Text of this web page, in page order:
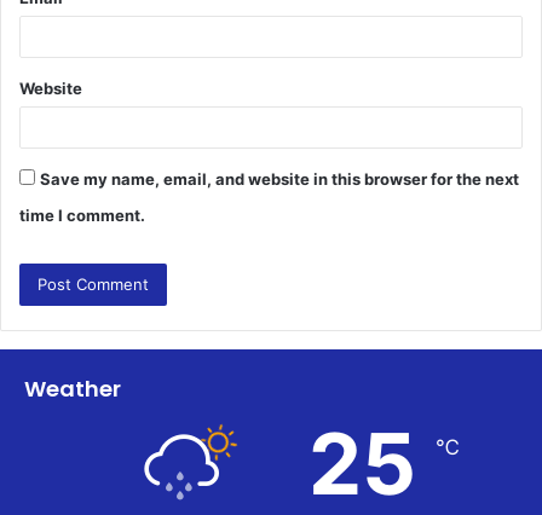
Website
Save my name, email, and website in this browser for the next
time I comment.
Weather
25 ℃